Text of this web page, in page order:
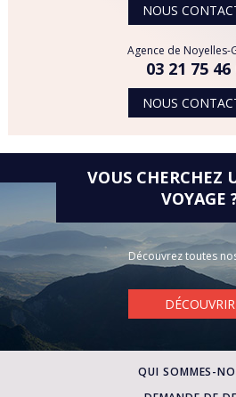
NOUS
Agence de Noyelles-
03 21 75 46
NOUS
VOUS CHERCHEZ
VOYAGE
Découvrez toutes
DÉCOUVRIR
QUI SOMMES-